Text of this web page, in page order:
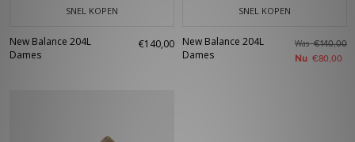
SNEL KOPEN
New Balance 204L
Dames
€140,00
SNEL KOPEN
New Balance 204L
Dames
Was€140,00
Nu €80,00